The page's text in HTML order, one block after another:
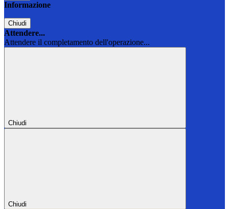
Informazione
Chiudi
Attendere...
Attendere il completamento dell'operazione...
Chiudi
Chiudi